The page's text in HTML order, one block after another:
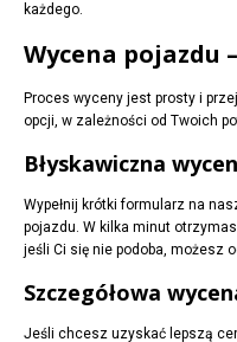
każdego.
Wycena pojazdu
Proces wyceny jest prosty i
opcji, w zależności od Twoich
Błyskawiczna
Wypełnij krótki formularz na
pojazdu. W kilka minut
jeśli Ci się nie podoba, możesz
Szczegółowa
Jeśli chcesz uzyskać lepszą